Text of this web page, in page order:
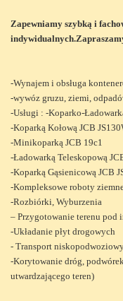
Zapewniamy szybką i
-Wynajem i obsługa
-wywóz gruzu, ziemi,
-Usługi : -Koparko-
-Koparką Kołową JCB
-Minikoparką JCB 19c1
-Ładowarką Teleskopową
-Koparką Gąsienicową JCB
-Kompleksowe roboty
-Rozbiórki, Wyburzenia
– Przygotowanie terenu pod
-Układanie płyt drogowych
- Transport
-Korytowanie dróg,
utwardzającego teren)